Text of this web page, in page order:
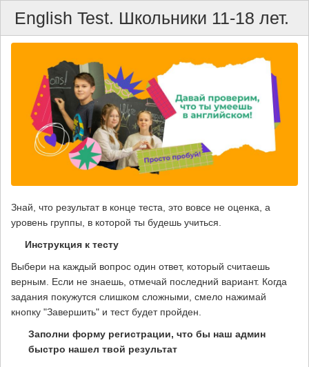
English Test. Школьники 11-18 лет.
Знай, что результат в конце теста, это вовсе не оценка, а
уровень группы, в которой ты будешь учиться.
Инструкция к тесту
Выбери на каждый вопрос один ответ, который считаешь
верным. Если не знаешь, отмечай последний вариант. Когда
задания покужутся слишком сложными, смело нажимай
кнопку "Завершить" и тест будет пройден.
Заполни форму регистрации, что бы наш админ
быстро нашел твой результат